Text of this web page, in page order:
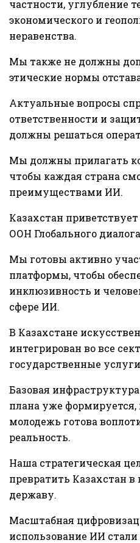
частности, углубление
экономического и
неравенства.
Мы также не должны
этические нормы
Актуальные вопросы
ответственности и
должны решаться
Мы должны прилагать
чтобы каждая страна
преимуществами ИИ.
Казахстан
ООН Глобального
Мы готовы активно
платформы, чтобы
инклюзивность и
сфере ИИ.
В Казахстане
интегрирован во все
государственные
Базовая
плана уже формируется,
молодежь готова
реальность.
Наша стратегическая
превратить Казахстан
державу.
Масштабная
использование ИИ